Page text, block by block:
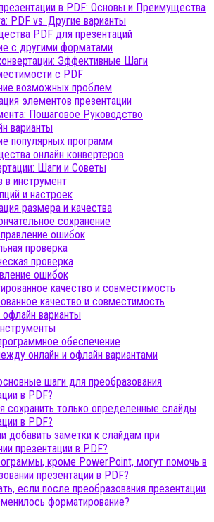
в PDF: Основы и Преимущества
PDF vs. Другие варианты
PDF для презентаций
с другими форматами
Эффективные Шаги
с PDF
возможных проблем
элементов презентации
Пошаговое Руководство
варианты
популярных программ
онлайн конвертеров
Шаги и Советы
в инструмент
и настроек
размера и качества
сохранение
ошибок
проверка
проверка
ошибок
качество и совместимость
качество и совместимость
офлайн варианты
обеспечение
онлайн и офлайн вариантами
шаги для преобразования
в PDF?
сохранить только определенные слайды
в PDF?
добавить заметки к слайдам при
презентации в PDF?
кроме PowerPoint, могут помочь в
презентации в PDF?
если после преобразования презентации
форматирование?